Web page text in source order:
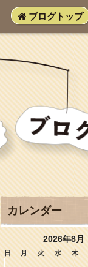
ブログトップ
カレンダー
2026年8月
日 月 火 水 木